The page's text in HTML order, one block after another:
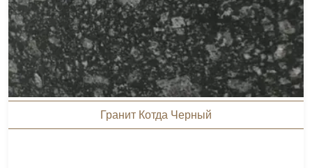
Гранит Котда Черный